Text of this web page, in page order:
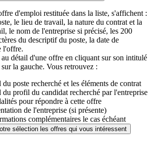
d'emploi restituée dans la liste, s'affichent :
le lieu de travail, la nature du contrat et la
le nom de l'entreprise si précisé, les 200
du descriptif du poste, la date de
l'offre.
au détail d'une offre en cliquant sur son intitulé
la gauche. Vous retrouvez :
du poste recherché et les éléments de contrat
du profil du candidat recherché par l'entreprise
pour répondre à cette offre
de l'entreprise (si présente)
complémentaires le cas échéant
sélection les offres qui vous intéressent